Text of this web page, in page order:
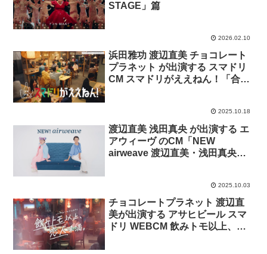
STAGE」篇
2026.02.10
浜田雅功 渡辺直美 チョコレート
プラネット が出演する スマドリ
CM スマドリがええねん！「合間
アルええねん」篇「はじめてノン
アルええねん」篇
2025.10.18
渡辺直美 浅田真央 が出演する エ
アウィーヴ のCM「NEW
airweave 渡辺直美・浅田真央」
2025.10.03
チョコレートプラネット 渡辺直
美が出演する アサヒビール スマ
ドリ WEBCM 飲みトモ以上、恋